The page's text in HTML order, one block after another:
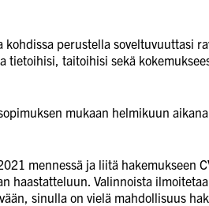
kohdissa perustella soveltuvuuttasi
tietoihisi, taitoihisi sekä
mukaan helmikuun
mennessä ja liitä hakemukseen
haastatteluun. Valinnoista
sinulla on vielä mahdollisuus